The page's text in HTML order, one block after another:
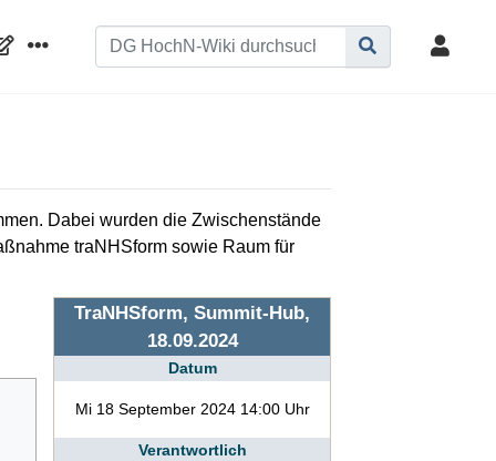
Dabei wurden die Zwischenstände
traNHSform sowie Raum für
TraNHSform, Summit-Hub,
18.09.2024
Datum
Mi 18 September 2024 14:00 Uhr
Verantwortlich